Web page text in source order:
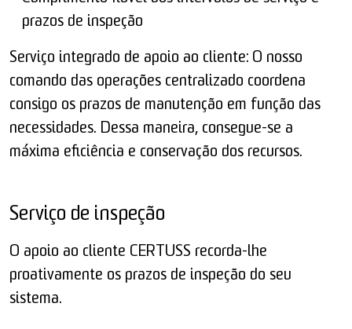
prazos de inspeção
Serviço integrado de apoio ao cliente: O nosso
comando das operações centralizado coordena
consigo os prazos de manutenção em função das
necessidades. Dessa maneira, consegue-se a
máxima eficiência e conservação dos recursos.
Serviço de inspeção
O apoio ao cliente CERTUSS recorda-lhe
proativamente os prazos de inspeção do seu
sistema.